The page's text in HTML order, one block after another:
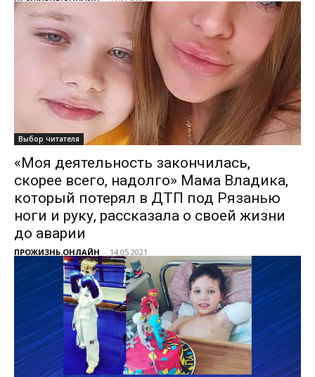
Выбор читателя
«Моя деятельность закончилась,
скорее всего, надолго» Мама Владика,
который потерял в ДТП под Рязанью
ноги и руку, рассказала о своей жизни
до аварии
ПРОЖИЗНЬ.ОНЛАЙН - 14.05.2021